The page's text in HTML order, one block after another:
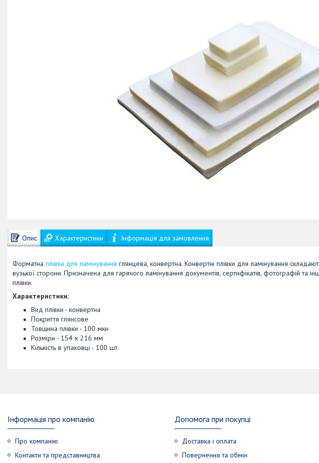
Опис Характеристики Інформація для замовлення
Форматна плівка для ламінування глянцева, конвертна. Конвертні плівки для ламінування
вузької сторони. Призначена для гарячого ламінування документів, сертифікатів, фотографій та
плівки.
Характеристики:
Вид плівки - конвертна
Покриття глянсове
Товщина плівки - 100 мкн
Розміри - 154 х 216 мм
Кількість в упаковці - 100 шт.
Інформація про компанію
Про компанію
Контакти та представництва
Допомога при покупці
Доставка і оплата
Повернення та обмін